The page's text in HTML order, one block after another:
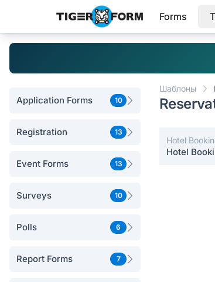
Forms
Application Forms 10
Registration 13
Event Forms 13
Surveys 10
Polls 6
Report Forms 7
Шаблоны
Hotel
Hotel